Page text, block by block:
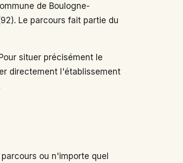
de Boulogne-
Le parcours fait partie du
situer précisément le
directement l'établissement
ou n'importe quel